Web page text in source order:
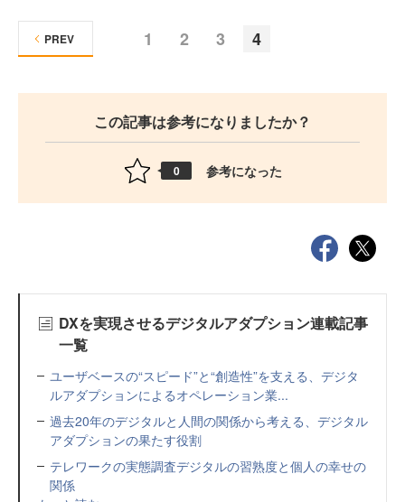
1 2 3 4
PREV
この記事は参考になりましたか？
0 参考になった
DXを実現させるデジタルアダプション連載記事
一覧
ユーザベースの“スピード”と“創造性”を支える、デジタ
ルアダプションによるオペレーション業...
過去20年のデジタルと人間の関係から考える、デジタル
アダプションの果たす役割
テレワークの実態調査デジタルの習熟度と個人の幸せの
関係